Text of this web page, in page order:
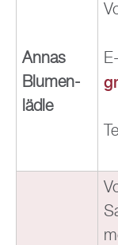
Annas
Blu­men­
läd­le